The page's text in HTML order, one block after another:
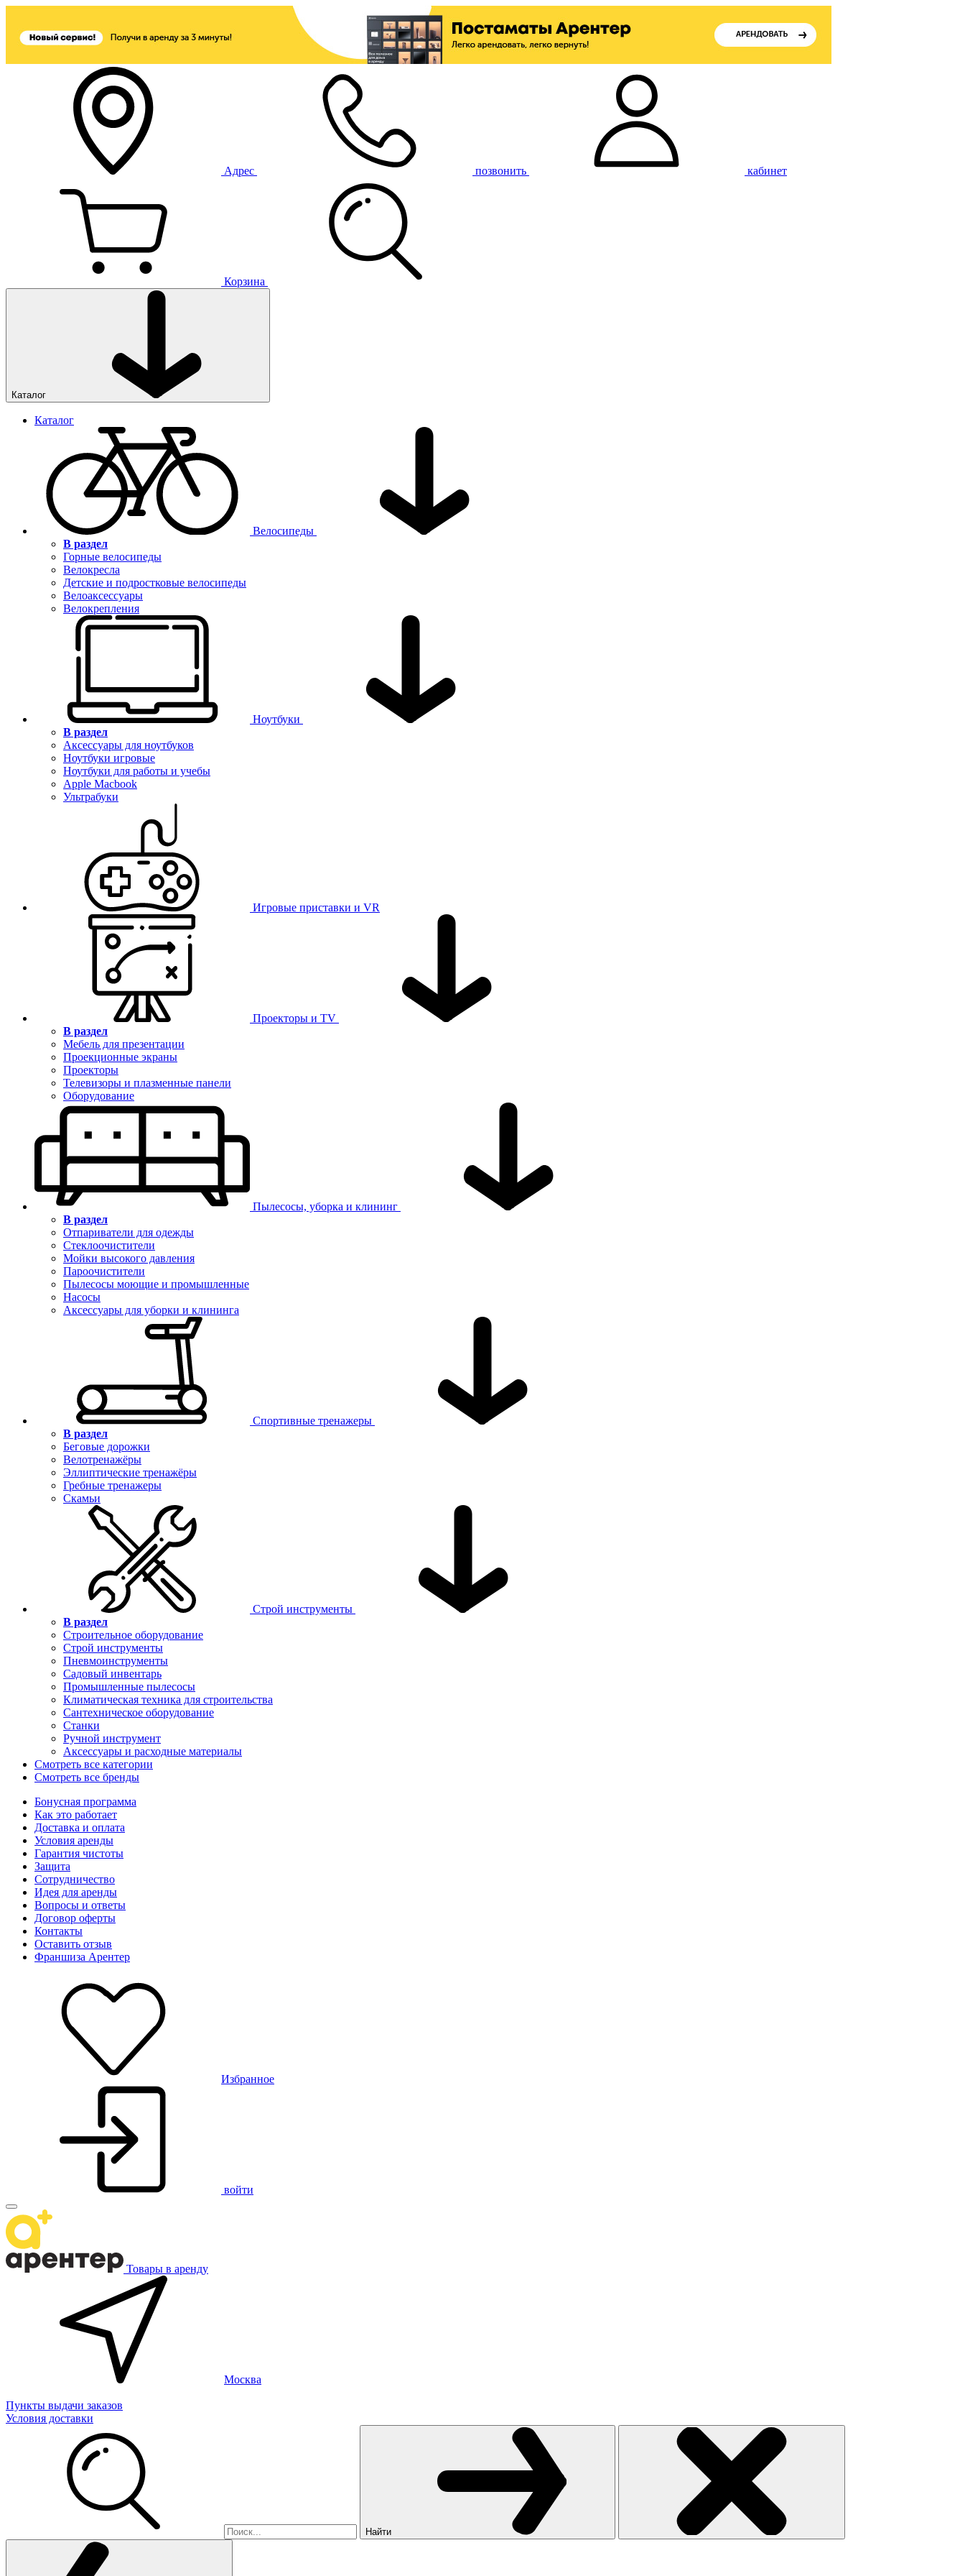
Адрес позвонить кабинет
Корзина
Каталог
Каталог
Велосипеды
В раздел
Горные велосипеды
Велокресла
Детские и подростковые велосипеды
Велоаксессуары
Велокрепления
Ноутбуки
В раздел
Аксессуары для ноутбуков
Ноутбуки игровые
Ноутбуки для работы и учебы
Apple Macbook
Ультрабуки
Игровые приставки и VR
Проекторы и TV
В раздел
Мебель для презентации
Проекционные экраны
Проекторы
Телевизоры и плазменные панели
Оборудование
Пылесосы, уборка и клининг
В раздел
Отпариватели для одежды
Стеклоочистители
Мойки высокого давления
Пароочистители
Пылесосы моющие и промышленные
Насосы
Аксессуары для уборки и клининга
Спортивные тренажеры
В раздел
Беговые дорожки
Велотренажёры
Эллиптические тренажёры
Гребные тренажеры
Скамьи
Строй инструменты
В раздел
Строительное оборудование
Строй инструменты
Пневмоинструменты
Садовый инвентарь
Промышленные пылесосы
Климатическая техника для строительства
Сантехническое оборудование
Станки
Ручной инструмент
Аксессуары и расходные материалы
Смотреть все категории
Смотреть все бренды
Бонусная программа
Как это работает
Доставка и оплата
Условия аренды
Гарантия чистоты
Защита
Сотрудничество
Идея для аренды
Вопросы и ответы
Договор оферты
Контакты
Оставить отзыв
Франшиза Арентер
Избранное
войти
Товары в аренду
Москва
Пункты выдачи заказов
Условия доставки
Найти